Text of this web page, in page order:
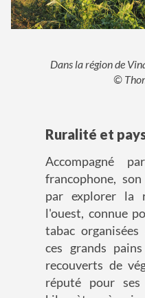
Dans la région de
©
Ruralité et
Accompagné
francophone,
par explorer la
l'ouest, connue
tabac
ces grands
recouverts de
réputé pour ses